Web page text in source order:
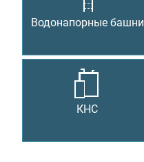
Водонапорные башни
КНС